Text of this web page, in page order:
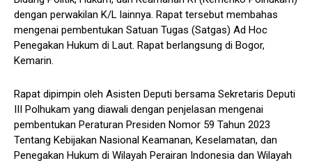
dengan perwakilan K/L lainnya. Rapat tersebut membahas
mengenai pembentukan Satuan Tugas (Satgas) Ad Hoc
Penegakan Hukum di Laut. Rapat berlangsung di Bogor,
Kemarin.
Rapat dipimpin oleh Asisten Deputi bersama Sekretaris Deputi
III Polhukam yang diawali dengan penjelasan mengenai
pembentukan Peraturan Presiden Nomor 59 Tahun 2023
Tentang Kebijakan Nasional Keamanan, Keselamatan, dan
Penegakan Hukum di Wilayah Perairan Indonesia dan Wilayah